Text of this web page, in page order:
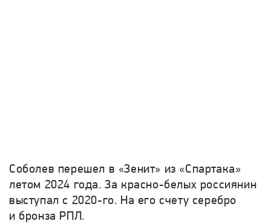
Соболев перешел в «Зенит» из «Спартака»
летом 2024 года. За красно-белых россиянин
выступал с 2020-го. На его счету серебро
и бронза РПЛ.